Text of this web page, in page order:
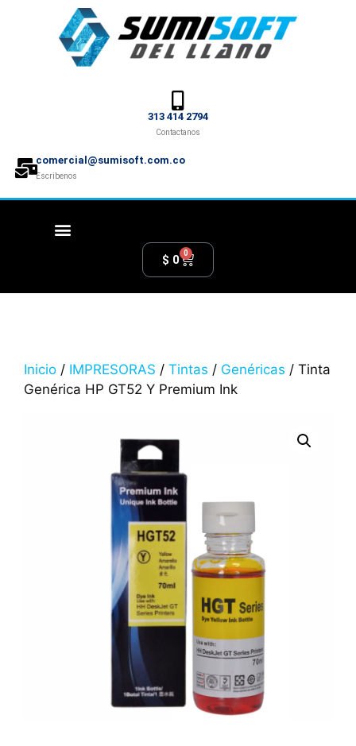
313 414 2794
Contactanos
comercial@sumisoft.com.co
Escribenos
$ 0 0
Inicio / IMPRESORAS / Tintas / Genéricas / Tinta
Genérica HP GT52 Y Premium Ink